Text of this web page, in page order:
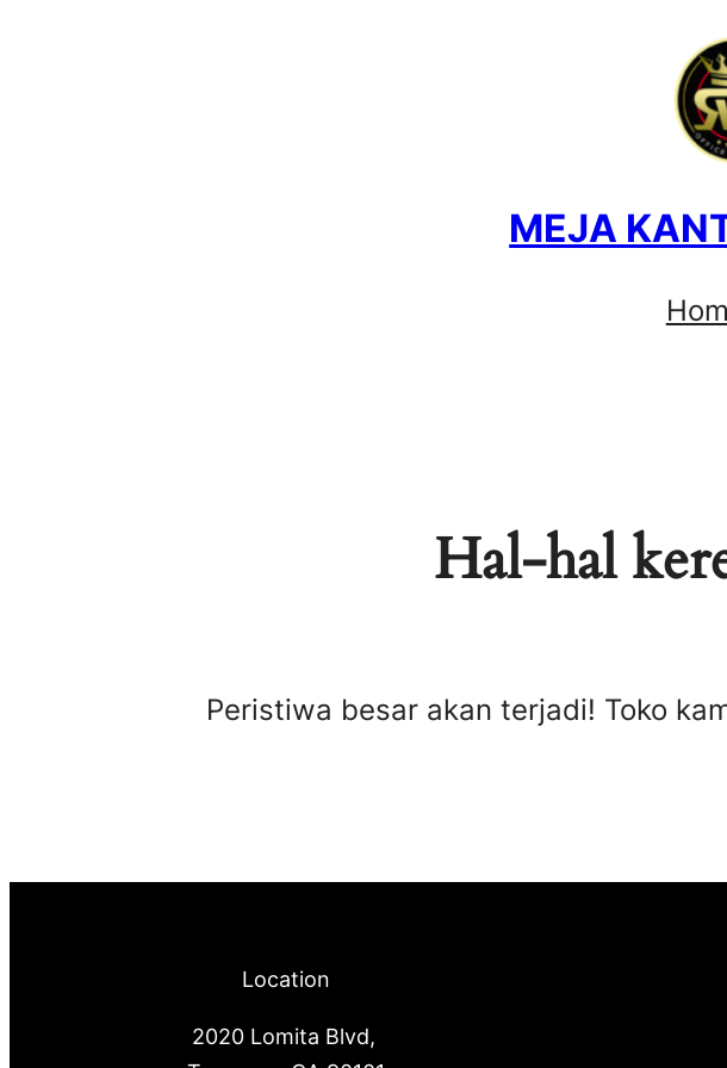
MEJA
Hal-hal
Peristiwa besar akan terjadi! Toko
Location
2020 Lomita Blvd,